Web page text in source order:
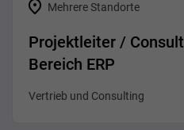
Mehrere Standorte
Projektleiter /
Bereich ERP
Vertrieb und Consulting